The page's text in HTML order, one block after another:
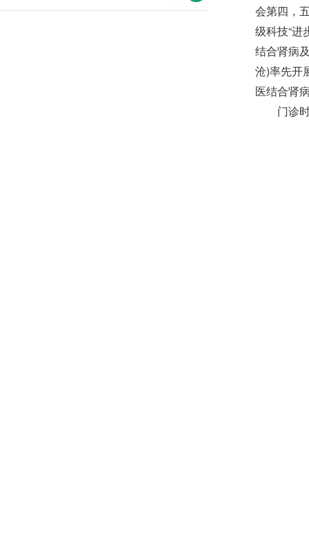
会第四，
级科技“进
结合肾病
沧)率先开
医结合肾
门诊